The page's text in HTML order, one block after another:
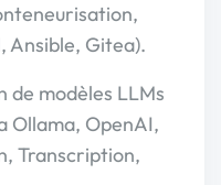
Ansible, Gitea).
de modèles LLMs
Ollama, OpenAI,
Transcription,